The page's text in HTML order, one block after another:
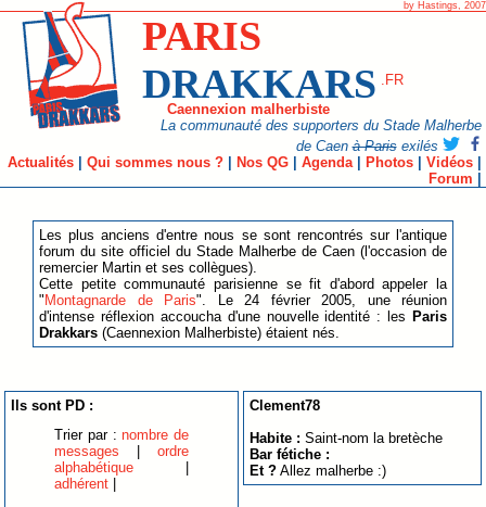
by Hastings, 2007
PARIS
DRAKKARS .FR
Caennexion malherbiste
La communauté des supporters du Stade Malherbe
de Caenà Parisexilés
Actualités| Qui sommes nous ?| Nos QG| Agenda| Photos| Vidéos|
Forum |
Les plus anciens d'entre nous se sont rencontrés sur l'antique
forum du site officiel du Stade Malherbe de Caen (l'occasion de
remercier Martin et ses collègues).
Cette petite communauté parisienne se fit d'abord appeler la
"Montagnarde de Paris". Le 24 février 2005, une réunion
d'intense réflexion accoucha d'une nouvelle identité : les Paris
Drakkars (Caennexion Malherbiste) étaient nés.
Ils sont PD :
Trier par :nombre de
messages
ordre
alphabétique
adhérent
Clement78
Habite : Saint-nom la bretèche
Bar fétiche :
Et ? Allez malherbe :)